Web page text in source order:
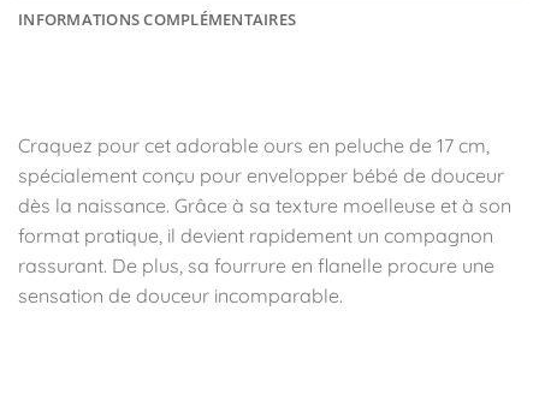
INFORMATIONS COMPLÉMENTAIRES
Craquez pour cet adorable ours en peluche de 17 cm,
spécialement conçu pour envelopper bébé de douceur
dès la naissance. Grâce à sa texture moelleuse et à son
format pratique, il devient rapidement un compagnon
rassurant. De plus, sa fourrure en flanelle procure une
sensation de douceur incomparable.